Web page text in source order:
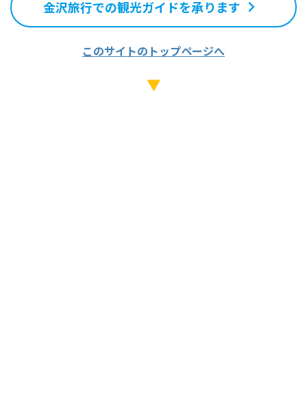
金沢旅行での観光ガイドを承ります
このサイトのトップページへ
▼